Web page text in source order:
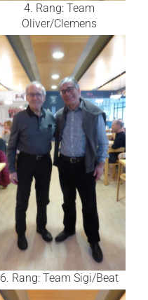
4. Rang: Team
Oliver/Clemens
6. Rang: Team Sigi/Beat